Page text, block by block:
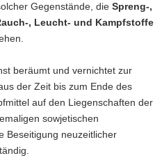
Gegenstände, die Spreng-,
, Leucht- und Kampfstoffe
beräumt und vernichtet zur
der Zeit bis zum Ende des
auf den Liegenschaften der
sowjetischen
Beseitigung neuzeitlicher